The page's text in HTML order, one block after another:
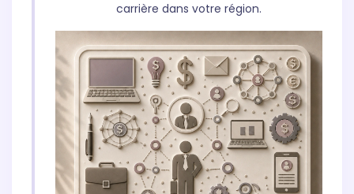
carrière dans votre région.